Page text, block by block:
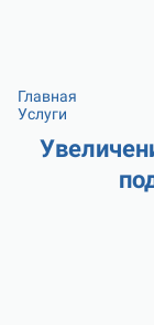
Главная
Услуги